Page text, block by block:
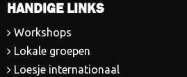
HANDIGE LINKS
Workshops
Lokale groepen
Loesje internationaal